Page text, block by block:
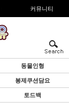
커뮤니티
동물인형
봉제쿠션담요
토드백